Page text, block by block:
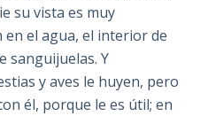
su vista es muy
en el agua, el interior de
sanguijuelas. Y
y aves le huyen, pero
él, porque le es útil; en